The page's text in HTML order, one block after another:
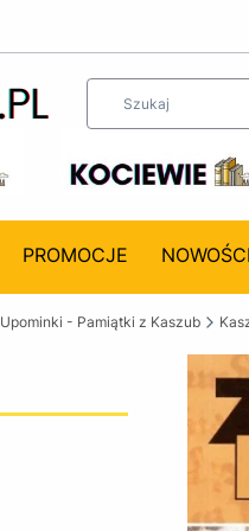
PROMOCJE NOWOŚCI
- Pamiątki z Kaszub